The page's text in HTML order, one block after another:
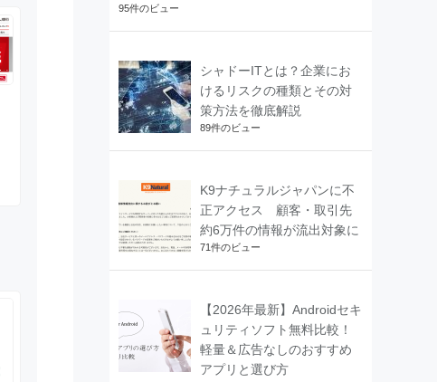
95件のビュー
シャドーITとは？企業にお
けるリスクの種類とその対
策方法を徹底解説
89件のビュー
K9ナチュラルジャパンに不
正アクセス 顧客・取引先
約6万件の情報が流出対象に
71件のビュー
【2026年最新】Androidセキ
ュリティソフト無料比較！
軽量＆広告なしのおすすめ
アプリと選び方